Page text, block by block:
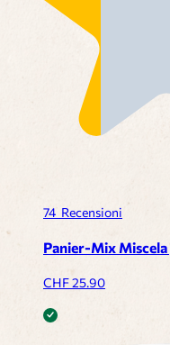
74 Recensioni
Panier-Mix
CHF25.90